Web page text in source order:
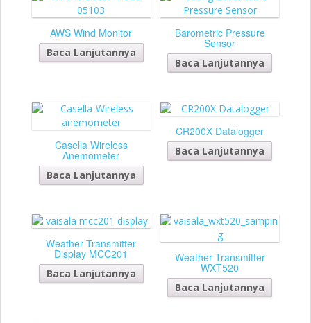
AWS Wind Monitor
Baca Lanjutannya
Barometric Pressure
Sensor
Baca Lanjutannya
Casella Wireless
Anemometer
Baca Lanjutannya
CR200X Datalogger
Baca Lanjutannya
Weather Transmitter
Display MCC201
Baca Lanjutannya
Weather Transmitter
WXT520
Baca Lanjutannya